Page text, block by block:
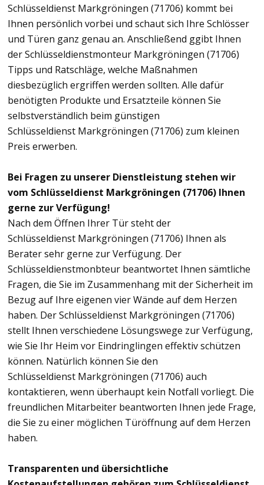
Schlüsseldienst Markgröningen (71706) kommt bei
Ihnen persönlich vorbei und schaut sich Ihre Schlösser
und Türen ganz genau an. Anschließend ggibt Ihnen
der Schlüsseldienstmonteur Markgröningen (71706)
Tipps und Ratschläge, welche Maßnahmen
diesbezüglich ergriffen werden sollten. Alle dafür
benötigten Produkte und Ersatzteile können Sie
selbstverständlich beim günstigen
Schlüsseldienst Markgröningen (71706) zum kleinen
Preis erwerben.
Bei Fragen zu unserer Dienstleistung stehen wir
vom Schlüsseldienst Markgröningen (71706) Ihnen
gerne zur Verfügung!
Nach dem Öffnen Ihrer Tür steht der
Schlüsseldienst Markgröningen (71706) Ihnen als
Berater sehr gerne zur Verfügung. Der
Schlüsseldienstmonbteur beantwortet Ihnen sämtliche
Fragen, die Sie im Zusammenhang mit der Sicherheit im
Bezug auf Ihre eigenen vier Wände auf dem Herzen
haben. Der Schlüsseldienst Markgröningen (71706)
stellt Ihnen verschiedene Lösungswege zur Verfügung,
wie Sie Ihr Heim vor Eindringlingen effektiv schützen
können. Natürlich können Sie den
Schlüsseldienst Markgröningen (71706) auch
kontaktieren, wenn überhaupt kein Notfall vorliegt. Die
freundlichen Mitarbeiter beantworten Ihnen jede Frage,
die Sie zu einer möglichen Türöffnung auf dem Herzen
haben.
Transparenten und übersichtliche